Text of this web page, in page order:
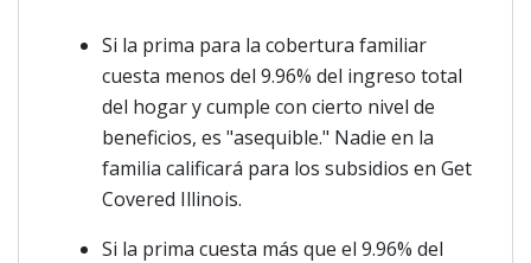
Si la prima para la cobertura familiar
cuesta menos del 9.96% del ingreso total
del hogar y cumple con cierto nivel de
beneficios, es "asequible." Nadie en la
familia calificará para los subsidios en Get
Covered Illinois.
Si la prima cuesta más que el 9.96% del